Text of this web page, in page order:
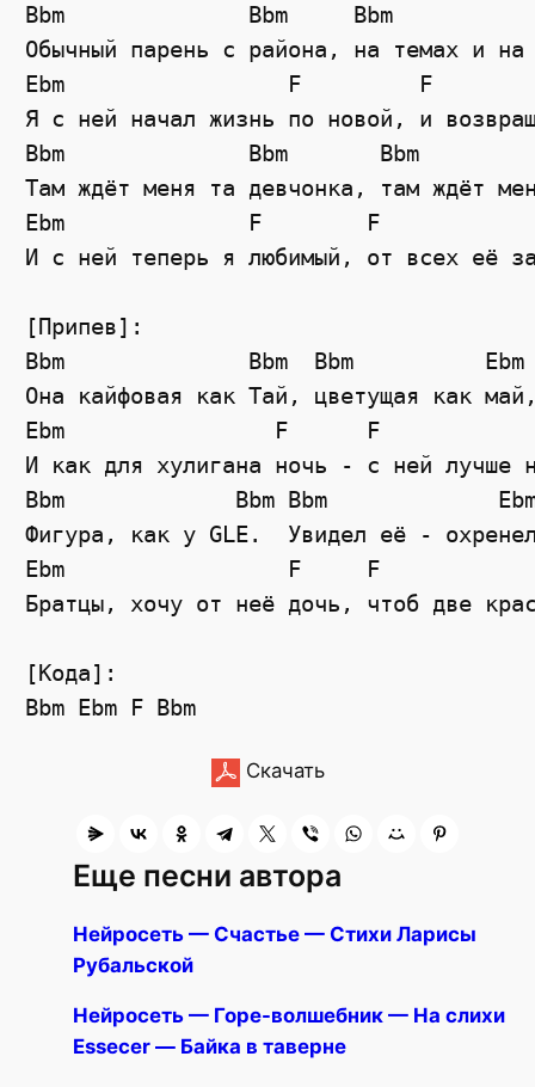
Bbm              Bbm     Bbm
Обычный парень с района, на темах и на
Ebm                 F         F
Я с ней начал жизнь по новой, и
Bbm              Bbm       Bbm
Там ждёт меня та девчонка, там ждёт
Ebm              F        F
И с ней теперь я любимый, от всех её
[Припев]:
Bbm              Bbm  Bbm          Ebm
Она кайфовая как Тай, цветущая как
Ebm                F      F
И как для хулигана ночь - с ней лучше
Bbm             Bbm Bbm
Фигура, как у GLE.  Увидел её -
Ebm                 F     F
Братцы, хочу от неё дочь, чтоб две
[Кода]:
Скачать
Еще песни автора
Нейросеть — Счастье — Стихи Ларисы
Рубальской
Нейросеть — Горе-волшебник — На слихи
Essecer — Байка в таверне